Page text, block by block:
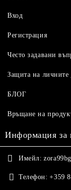
Вход
Регистрация
Често задавани
Защита на личните
БЛОГ
Връщане на
Информация за
Имейл:
Телефон: +359